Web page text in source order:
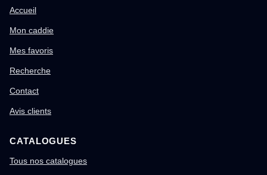
Accueil
Mon caddie
Mes favoris
Recherche
Contact
Avis clients
CATALOGUES
Tous nos catalogues